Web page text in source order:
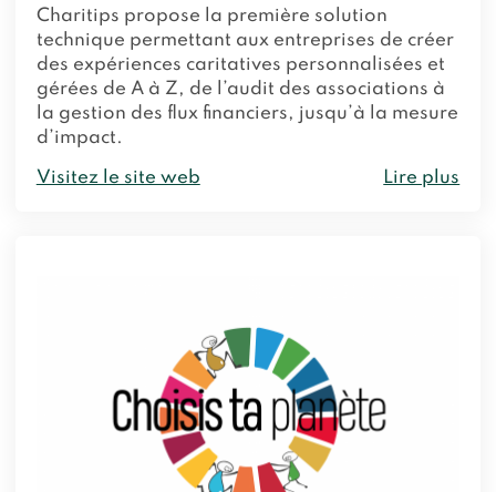
Charitips propose la première solution
technique permettant aux entreprises de créer
des expériences caritatives personnalisées et
gérées de A à Z, de l’audit des associations à
la gestion des flux financiers, jusqu’à la mesure
d’impact.
Visitez le site web Lire plus